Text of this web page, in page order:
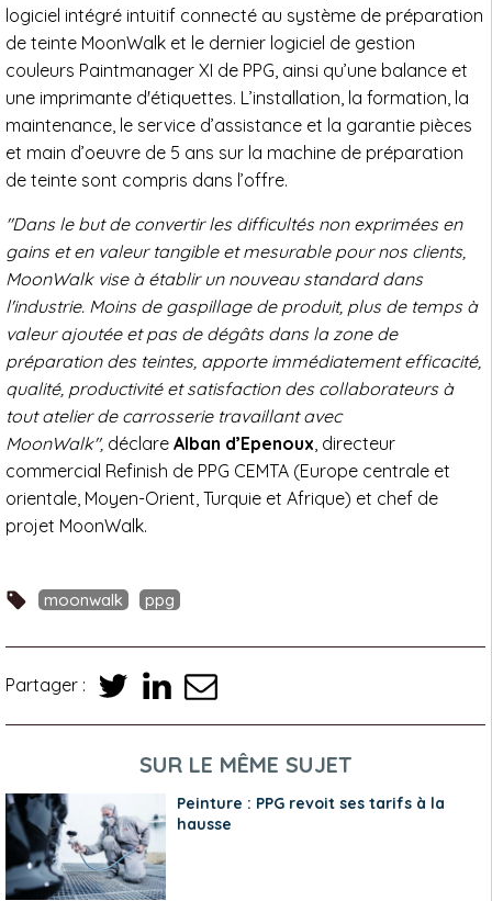
logiciel intégré intuitif connecté au système de préparation
de teinte MoonWalk et le dernier logiciel de gestion
couleurs Paintmanager XI de PPG, ainsi qu’une balance et
une imprimante d'étiquettes. L’installation, la formation, la
maintenance, le service d’assistance et la garantie pièces
et main d’oeuvre de 5 ans sur la machine de préparation
de teinte sont compris dans l’offre.
"Dans le but de convertir les difficultés non exprimées en
gains et en valeur tangible et mesurable pour nos clients,
MoonWalk vise à établir un nouveau standard dans
l'industrie. Moins de gaspillage de produit, plus de temps à
valeur ajoutée et pas de dégâts dans la zone de
préparation des teintes, apporte immédiatement efficacité,
qualité, productivité et satisfaction des collaborateurs à
tout atelier de carrosserie travaillant avec
MoonWalk", déclare Alban d’Epenoux , directeur
commercial Refinish de PPG CEMTA (Europe centrale et
orientale, Moyen-Orient, Turquie et Afrique) et chef de
projet MoonWalk.
moonwalk ppg
Partager :
SUR LE MÊME SUJET
Peinture : PPG revoit ses tarifs à la
hausse